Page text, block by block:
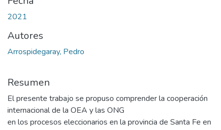
2021
Autores
Arrospidegaray, Pedro
Resumen
El presente trabajo se propuso comprender la cooperación
internacional de la OEA y las ONG
en los procesos eleccionarios en la provincia de Santa Fe en